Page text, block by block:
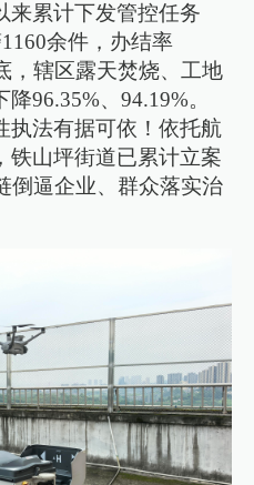
来累计下发管控任务
余件，办结率
，辖区露天焚烧、工地
96.35%、94.19%。
执法有据可依！依托航
铁山坪街道已累计立案
倒逼企业、群众落实治